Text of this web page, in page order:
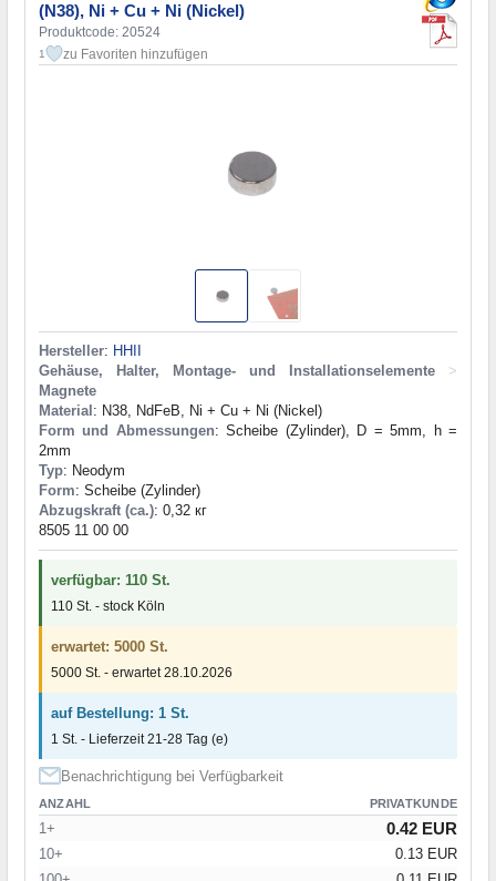
(N38), Ni + Cu + Ni (Nickel)
Produktcode: 20524
1 zu Favoriten hinzufügen
Hersteller: HHII
Gehäuse, Halter, Montage- und Installationselemente
>
Magnete
Material : N38, NdFeB, Ni + Cu + Ni (Nickel)
Form und Abmessungen: Scheibe (Zylinder), D = 5mm, h =
2mm
Typ: Neodym
Form: Scheibe (Zylinder)
Abzugskraft (ca.): 0,32 кг
8505 11 00 00
verfügbar: 110 St.
110 St. - stock Köln
erwartet: 5000 St.
5000 St. - erwartet 28.10.2026
auf Bestellung: 1 St.
1 St. - Lieferzeit 21-28 Tag (e)
Benachrichtigung bei Verfügbarkeit
ANZAHL PRIVATKUNDE
1+ 0.42 EUR
10+
0.13 EUR